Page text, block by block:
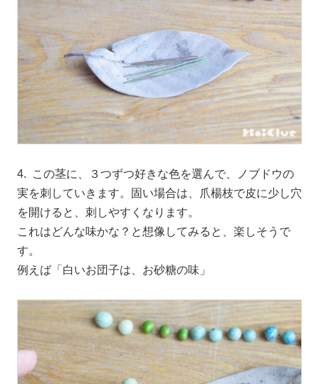
4. この茎に、３つずつ好きな色を選んで、ノブドウの
実を刺していきます。固い場合は、爪楊枝で皮に少し穴
を開けると、刺しやすくなります。
これはどんな味かな？と想像してみると、楽しそうで
す。
例えば「白いお団子は、お砂糖の味」